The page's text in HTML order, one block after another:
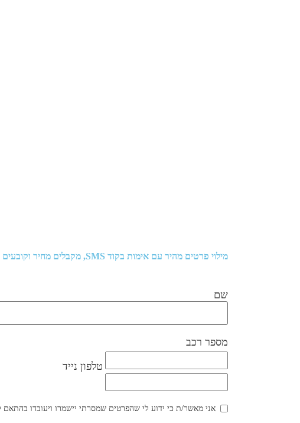
מילוי פרטים מהיר עם אימות בקוד SMS, מקבלים מחיר וקובעים תור למוסך
שם
מספר רכב
טלפון נייד
אני מאשר/ת כי ידוע לי שהפרטים שמסרתי יישמרו ויעובדו בהתאם לחוק הגנת